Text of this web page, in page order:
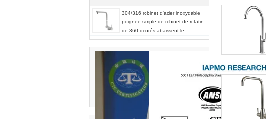
304/316 robinet d'acier inoxydable
poignée simple de robinet de rotatin
de 360 degrés abaissent le
mélangeur d'évier de cuisine